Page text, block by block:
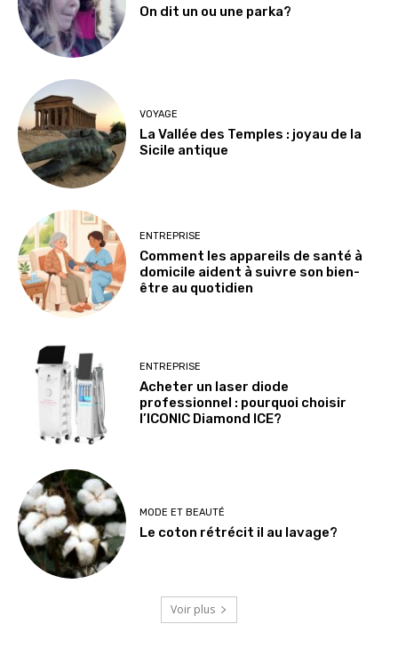
On dit un ou une parka?
VOYAGE
La Vallée des Temples : joyau de la
Sicile antique
ENTREPRISE
Comment les appareils de santé à
domicile aident à suivre son bien-
être au quotidien
ENTREPRISE
Acheter un laser diode
professionnel : pourquoi choisir
l’ICONIC Diamond ICE?
MODE ET BEAUTÉ
Le coton rétrécit il au lavage?
Voir plus